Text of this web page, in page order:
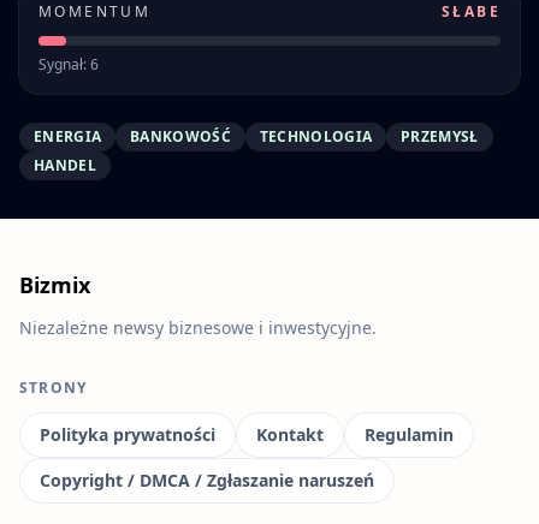
MOMENTUM SŁABE
Sygnał: 6
ENERGIA BANKOWOŚĆ TECHNOLOGIA
PRZEMYSŁ
HANDEL
Bizmix
Niezależne newsy biznesowe i inwestycyjne.
STRONY
Polityka prywatności Kontakt
Regulamin
Copyright / DMCA / Zgłaszanie naruszeń